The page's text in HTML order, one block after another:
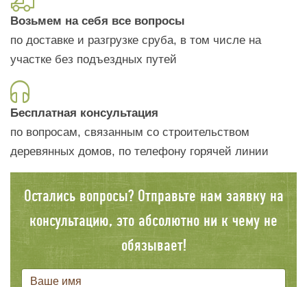
Возьмем на себя все вопросы
по доставке и разгрузке сруба, в том числе на
участке без подъездных путей
Бесплатная консультация
по вопросам, связанным со строительством
деревянных домов, по телефону горячей линии
Остались вопросы? Отправьте нам заявку на
консультацию, это абсолютно ни к чему не
обязывает!